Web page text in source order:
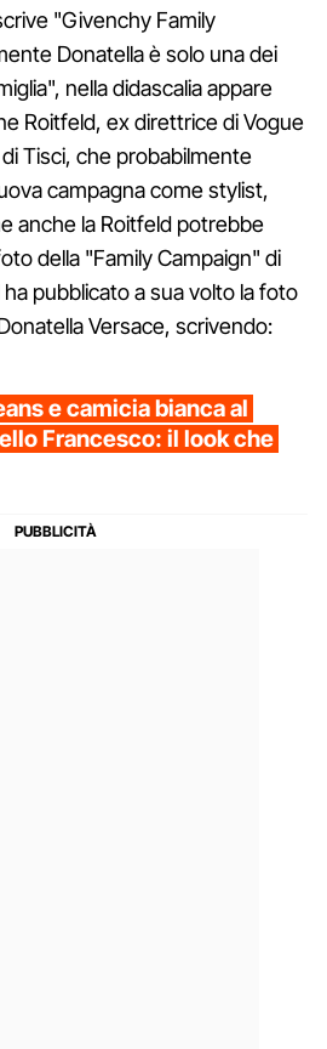
"Givenchy Family
Donatella è solo una dei
nella didascalia appare
Roitfeld, ex direttrice di Vogue
Tisci, che probabilmente
campagna come stylist,
anche la Roitfeld potrebbe
della "Family Campaign" di
pubblicato a sua volto la foto
Versace, scrivendo:
e camicia bianca al
Francesco: il look che